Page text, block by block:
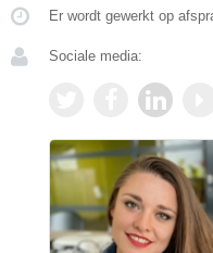
Er wordt gewerkt op
Sociale media: